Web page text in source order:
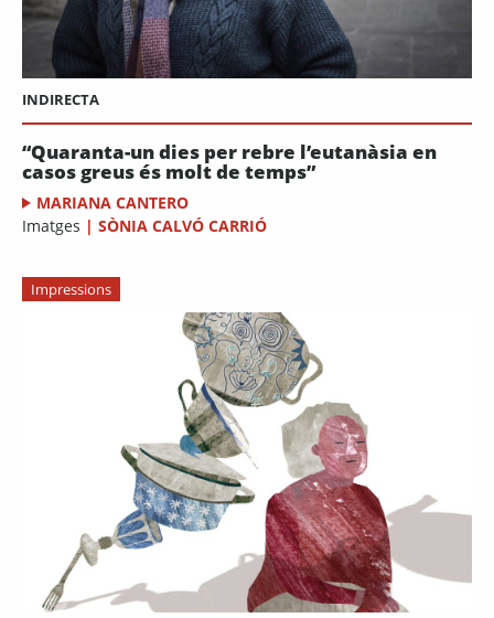
INDIRECTA
“Quaranta-un dies per rebre l’eutanàsia en
casos greus és molt de temps”
MARIANA CANTERO
Imatges | SÒNIA CALVÓ CARRIÓ
Impressions